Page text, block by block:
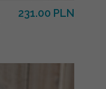
231.00 PLN